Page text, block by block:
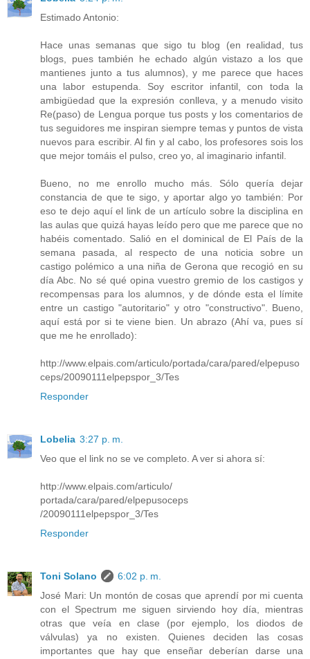
Estimado Antonio:
Hace unas semanas que sigo tu blog (en realidad, tus
blogs, pues también he echado algún vistazo a los que
mantienes junto a tus alumnos), y me parece que haces
una labor estupenda. Soy escritor infantil, con toda la
ambigüedad que la expresión conlleva, y a menudo visito
Re(paso) de Lengua porque tus posts y los comentarios de
tus seguidores me inspiran siempre temas y puntos de vista
nuevos para escribir. Al fin y al cabo, los profesores sois los
que mejor tomáis el pulso, creo yo, al imaginario infantil.
Bueno, no me enrollo mucho más. Sólo quería dejar
constancia de que te sigo, y aportar algo yo también: Por
eso te dejo aquí el link de un artículo sobre la disciplina en
las aulas que quizá hayas leído pero que me parece que no
habéis comentado. Salió en el dominical de El País de la
semana pasada, al respecto de una noticia sobre un
castigo polémico a una niña de Gerona que recogió en su
día Abc. No sé qué opina vuestro gremio de los castigos y
recompensas para los alumnos, y de dónde esta el límite
entre un castigo "autoritario" y otro "constructivo". Bueno,
aquí está por si te viene bien. Un abrazo (Ahí va, pues sí
que me he enrollado):
http://www.elpais.com/articulo/portada/cara/pared/elpepuso
ceps/20090111elpepspor_3/Tes
Responder
Lobelia 3:27 p. m.
Veo que el link no se ve completo. A ver si ahora sí:
http://www.elpais.com/articulo/
portada/cara/pared/elpepusoceps
/20090111elpepspor_3/Tes
Responder
Toni Solano
6:02 p. m.
José Mari: Un montón de cosas que aprendí por mi cuenta
con el Spectrum me siguen sirviendo hoy día, mientras
otras que veía en clase (por ejemplo, los diodos de
válvulas) ya no existen. Quienes deciden las cosas
importantes que hay que enseñar deberían darse una